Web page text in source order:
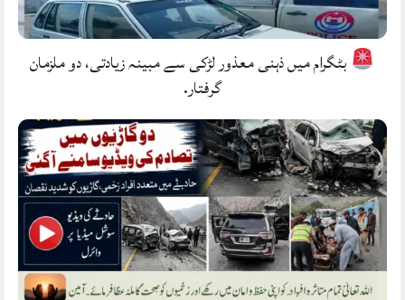
بٹگرام میں ذہنی معذور لڑکی سے مبینہ زیادتی، دو ملزمان
گرفتار.